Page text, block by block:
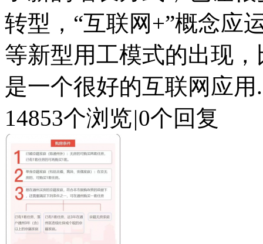
转型，“互联网+”概念应
等新型用工模式的出现
是一个很好的互联网应用
14853个浏览|0个回复